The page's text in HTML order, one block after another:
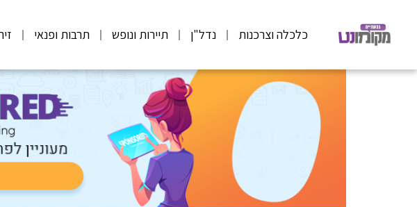
כלכלה וצרכנות נדל"ן תיירות ונופש תרבות ופנאי